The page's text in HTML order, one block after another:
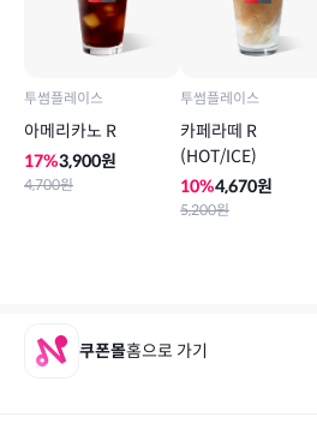
투썸플레이스
아메리카노 R
17%3,900원
4,700원
투썸플레이스
카페라떼 R
(HOT/ICE)
10%4,670원
5,200원
쿠폰몰홈으로 가기